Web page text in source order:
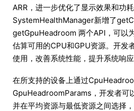
ARR，进一步优化了显示效果和功
SystemHealthManager新增了
getGpuHeadroom 两个API，可以
估算可用的CPU和GPU资源。开发
使用，改善系统性能，提升系统响应
在所支持的设备上通过
GpuHeadroomParams，开发者可
并在平均资源与最低资源之间选择